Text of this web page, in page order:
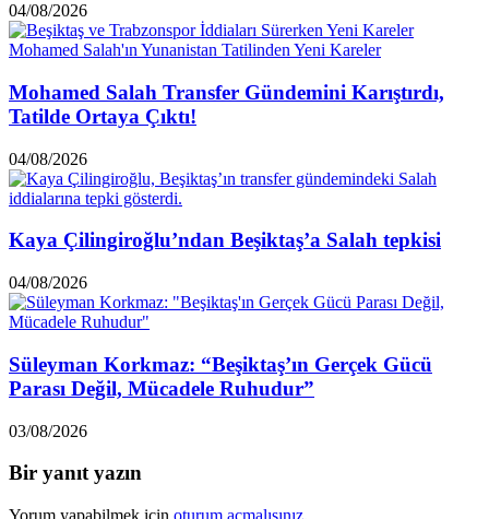
04/08/2026
Mohamed Salah Transfer Gündemini Karıştırdı,
Tatilde Ortaya Çıktı!
04/08/2026
Kaya Çilingiroğlu’ndan Beşiktaş’a Salah tepkisi
04/08/2026
Süleyman Korkmaz: “Beşiktaş’ın Gerçek Gücü
Parası Değil, Mücadele Ruhudur”
03/08/2026
Bir yanıt yazın
Yorum yapabilmek için oturum açmalısınız.